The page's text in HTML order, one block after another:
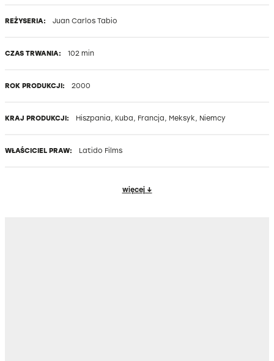
REŻYSERIA: Juan Carlos Tabio
CZAS TRWANIA: 102 min
ROK PRODUKCJI: 2000
KRAJ PRODUKCJI: Hiszpania, Kuba, Francja, Meksyk, Niemcy
WŁAŚCICIEL PRAW: Latido Films
więcej ↓